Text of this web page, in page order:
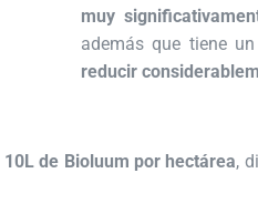
muy
además que tiene
reducir
10L de Bioluum por hectárea,